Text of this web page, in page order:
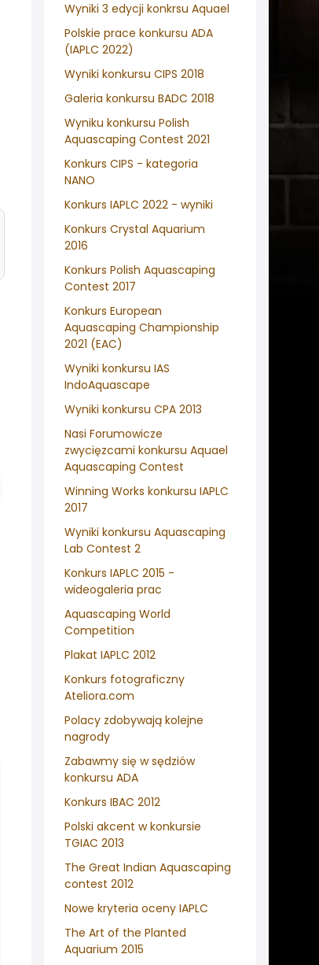
Wyniki 3 edycji konkrsu Aquael
Polskie prace konkursu ADA
(IAPLC 2022)
Wyniki konkursu CIPS 2018
Galeria konkursu BADC 2018
Wyniku konkursu Polish
Aquascaping Contest 2021
Konkurs CIPS - kategoria
NANO
Konkurs IAPLC 2022 - wyniki
Konkurs Crystal Aquarium
2016
Konkurs Polish Aquascaping
Contest 2017
Konkurs European
Aquascaping Championship
2021 (EAC)
Wyniki konkursu IAS
IndoAquascape
Wyniki konkursu CPA 2013
Nasi Forumowicze
zwycięzcami konkursu Aquael
Aquascaping Contest
Winning Works konkursu IAPLC
2017
Wyniki konkursu Aquascaping
Lab Contest 2
Konkurs IAPLC 2015 -
wideogaleria prac
Aquascaping World
Competition
Plakat IAPLC 2012
Konkurs fotograficzny
Ateliora.com
Polacy zdobywają kolejne
nagrody
Zabawmy się w sędziów
konkursu ADA
Konkurs IBAC 2012
Polski akcent w konkursie
TGIAC 2013
The Great Indian Aquascaping
contest 2012
Nowe kryteria oceny IAPLC
The Art of the Planted
Aquarium 2015